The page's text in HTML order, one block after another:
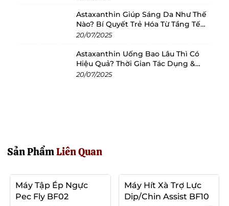
Astaxanthin Giúp Sáng Da Như Thế
Nào? Bí Quyết Trẻ Hóa Từ Tầng Tế
Bào
20/07/2025
Astaxanthin Uống Bao Lâu Thì Có
Hiệu Quả? Thời Gian Tác Dụng &
Cách Dùng Tối Ưu
20/07/2025
Sản PhẩmLiên Quan
Máy Tập Ép Ngực
Pec Fly BF02
Máy Hít Xà Trợ Lực
Dip/Chin Assist BF10